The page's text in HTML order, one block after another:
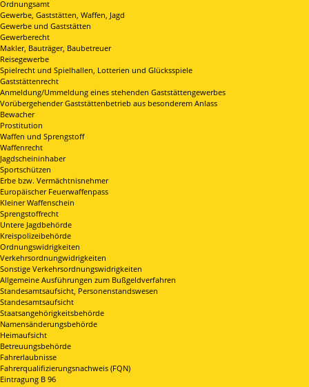
Ordnungsamt
Gewerbe, Gaststätten, Waffen, Jagd
Gewerbe und Gaststätten
Gewerberecht
Makler, Bauträger, Baubetreuer
Reisegewerbe
Spielrecht und Spielhallen, Lotterien und Glücksspiele
Gaststättenrecht
Anmeldung/Ummeldung eines stehenden Gaststättengewerbes
Vorübergehender Gaststättenbetrieb aus besonderem Anlass
Bewacher
Prostitution
Waffen und Sprengstoff
Waffenrecht
Jagdscheininhaber
Sportschützen
Erbe bzw. Vermächtnisnehmer
Europäischer Feuerwaffenpass
Kleiner Waffenschein
Sprengstoffrecht
Untere Jagdbehörde
Kreispolizeibehörde
Ordnungswidrigkeiten
Verkehrsordnungwidrigkeiten
Sonstige Verkehrsordnungswidrigkeiten
Allgemeine Ausführungen zum Bußgeldverfahren
Standesamtsaufsicht, Personenstandswesen
Standesamtsaufsicht
Staatsangehörigkeitsbehörde
Namensänderungsbehörde
Heimaufsicht
Betreuungsbehörde
Fahrerlaubnisse
Fahrerqualifizierungsnachweis (FQN)
Eintragung B 96